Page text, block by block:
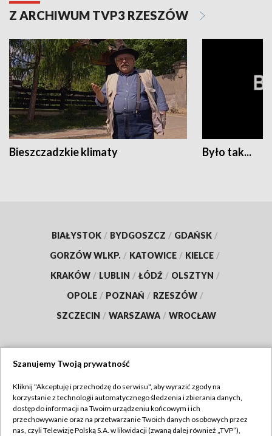
Z ARCHIWUM TVP3 RZESZÓW
Bieszczadzkie klimaty Było tak...
BIAŁYSTOK / BYDGOSZCZ / GDAŃSK /
GORZÓW WLKP. / KATOWICE / KIELCE /
KRAKÓW / LUBLIN / ŁÓDŹ / OLSZTYN /
OPOLE / POZNAŃ / RZESZÓW /
SZCZECIN / WARSZAWA / WROCŁAW
TVP
Abonament TVP
Regulamin TVP
Szanujemy Twoją prywatność
Kliknij "Akceptuję i przechodzę do serwisu", aby wyrazić zgody na
korzystanie z technologii automatycznego śledzenia i zbierania danych,
dostęp do informacji na Twoim urządzeniu końcowym i ich
przechowywanie oraz na przetwarzanie Twoich danych osobowych przez
nas, czyli Telewizję Polską S.A. w likwidacji (zwaną dalej również „TVP”),